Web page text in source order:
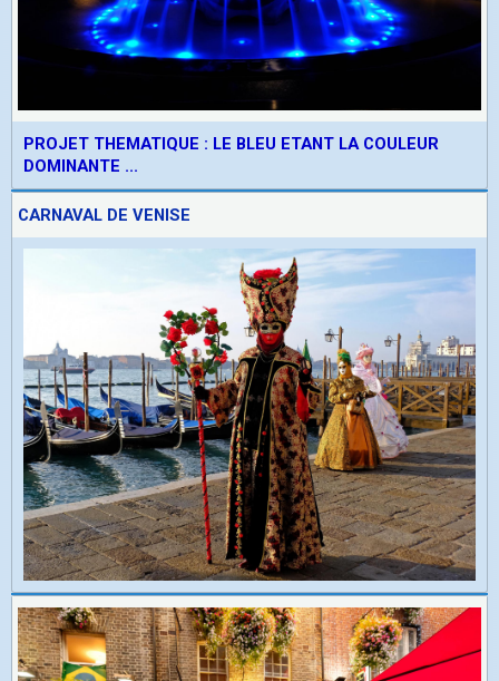
PROJET THEMATIQUE : LE BLEU ETANT LA COULEUR
DOMINANTE ...
CARNAVAL DE VENISE